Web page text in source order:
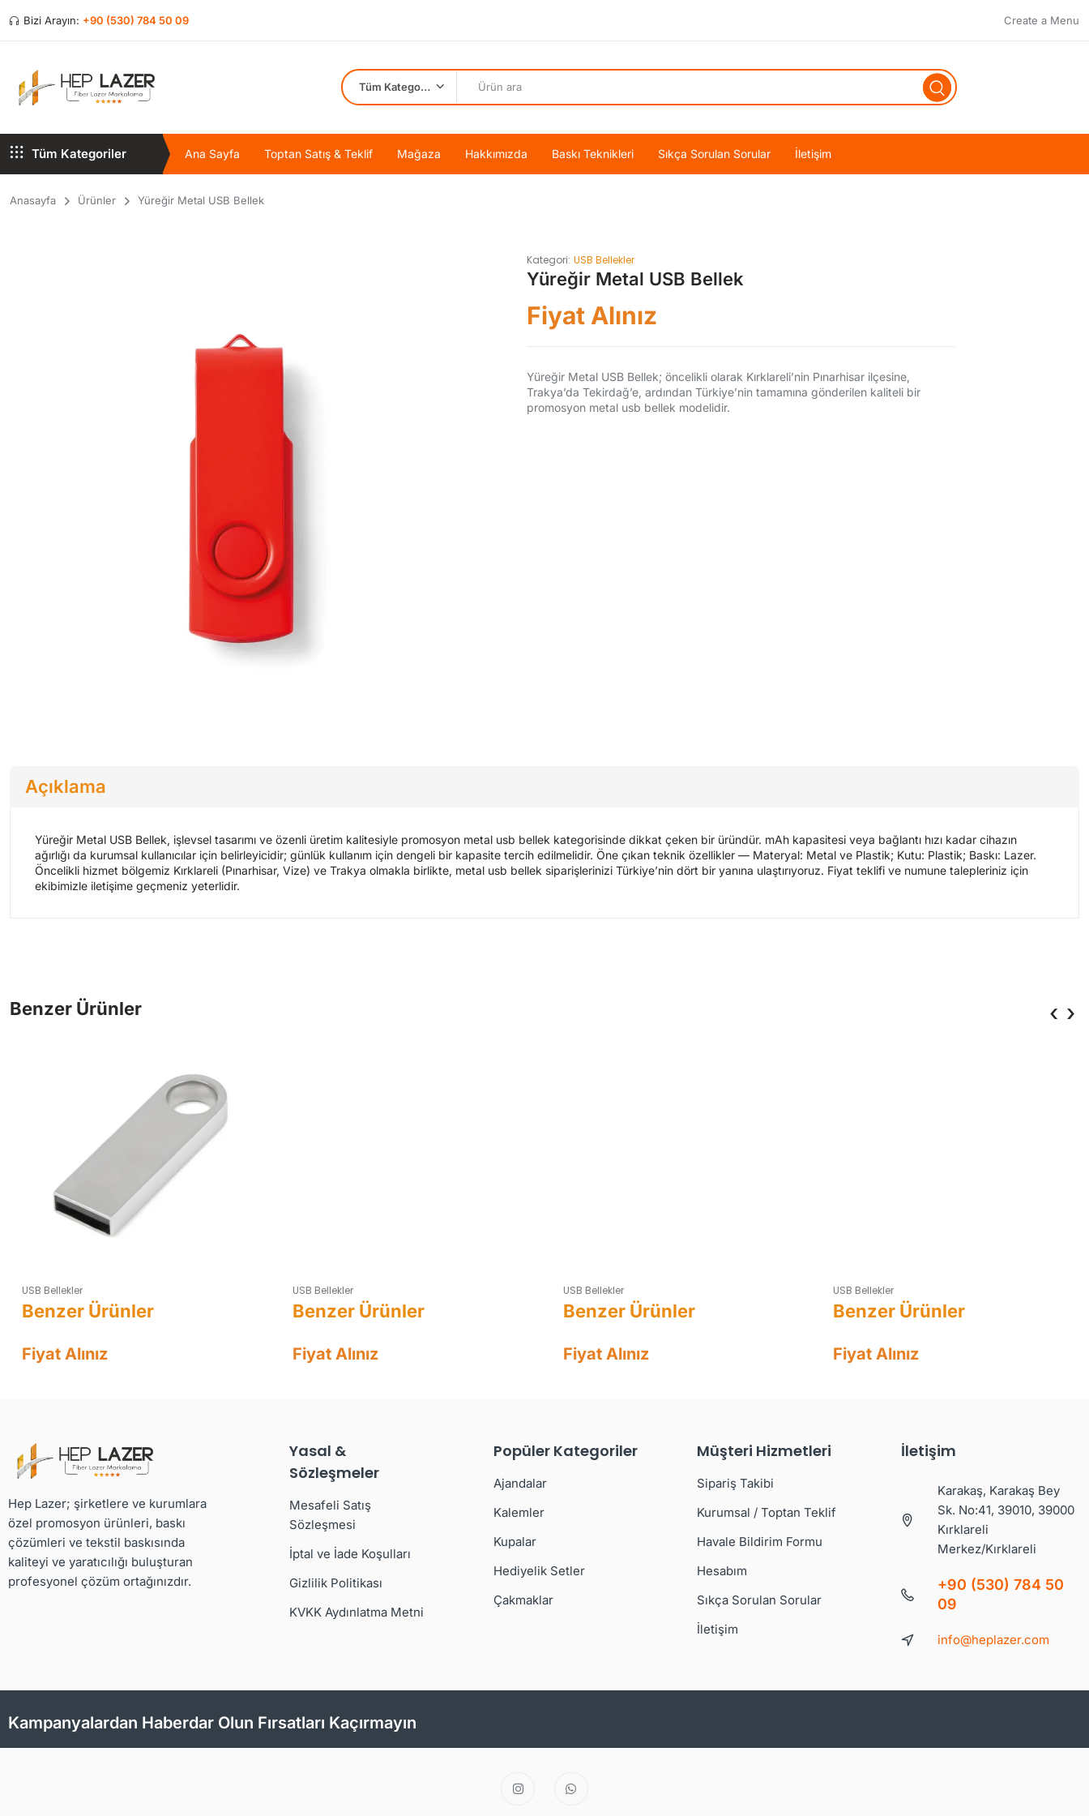
Bizi Arayın: +90 (530) 784 50 09 Create a Menu
Tüm Kategoriler
Tüm Kategoriler Ana Sayfa Toptan Satış & Teklif Mağaza Hakkımızda Baskı Teknikleri Sıkça Sorulan Sorular İletişim
Anasayfa Ürünler Yüreğir Metal USB Bellek
Kategori: USB Bellekler
Yüreğir Metal USB Bellek
Fiyat Alınız
Yüreğir Metal USB Bellek; öncelikli olarak Kırklareli’nin Pınarhisar ilçesine,
Trakya’da Tekirdağ’e, ardından Türkiye’nin tamamına gönderilen kaliteli bir
promosyon metal usb bellek modelidir.
Açıklama
Yüreğir Metal USB Bellek, işlevsel tasarımı ve özenli üretim kalitesiyle promosyon metal usb bellek kategorisinde dikkat çeken bir üründür. mAh kapasitesi veya bağlantı hızı kadar cihazın
ağırlığı da kurumsal kullanıcılar için belirleyicidir; günlük kullanım için dengeli bir kapasite tercih edilmelidir. Öne çıkan teknik özellikler — Materyal: Metal ve Plastik; Kutu: Plastik; Baskı: Lazer.
Öncelikli hizmet bölgemiz Kırklareli (Pınarhisar, Vize) ve Trakya olmakla birlikte, metal usb bellek siparişlerinizi Türkiye’nin dört bir yanına ulaştırıyoruz. Fiyat teklifi ve numune talepleriniz için
ekibimizle iletişime geçmeniz yeterlidir.
USB Bellekler
Fiyat Alınız
USB Bellekler
Fiyat Alınız
USB Bellekler
Fiyat Alınız
USB Bellekler
Fiyat Alınız
‹ ›
Hep Lazer; şirketlere ve kurumlara
özel promosyon ürünleri, baskı
çözümleri ve tekstil baskısında
kaliteyi ve yaratıcılığı buluşturan
profesyonel çözüm ortağınızdır.
Yasal &
Sözleşmeler
Mesafeli Satış
Sözleşmesi
İptal ve İade Koşulları
Gizlilik Politikası
KVKK Aydınlatma Metni
Popüler Kategoriler
Ajandalar
Kalemler
Kupalar
Hediyelik Setler
Çakmaklar
Müşteri Hizmetleri
Sipariş Takibi
Kurumsal / Toptan Teklif
Havale Bildirim Formu
Hesabım
Sıkça Sorulan Sorular
İletişim
İletişim
Karakaş, Karakaş Bey
Sk. No:41, 39010, 39000
Kırklareli
Merkez/Kırklareli
+90 (530) 784 50
09
info@heplazer.com
Kampanyalardan Haberdar Olun Fırsatları Kaçırmayın